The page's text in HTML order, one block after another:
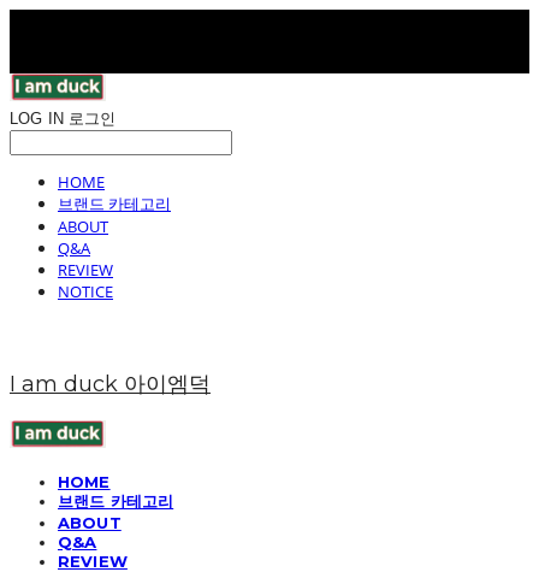
LOG IN 로그인
HOME
브랜드 카테고리
ABOUT
Q&A
REVIEW
NOTICE
I am duck 아이엠덕
HOME
브랜드 카테고리
ABOUT
Q&A
REVIEW